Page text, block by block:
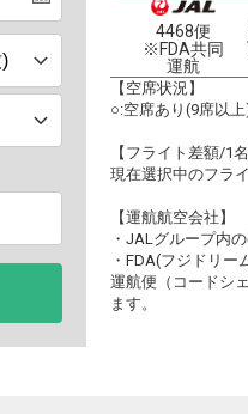
4468便
※FDA共同
運航
【空席状況】
○:空席あり(9席以
【フライト差額/1名
現在選択中のフラ
【運航航空会社】
・JALグループ内
・FDA(フジドリ
運航便（コードシ
ます。